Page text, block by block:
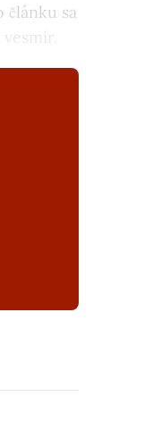
článku sa